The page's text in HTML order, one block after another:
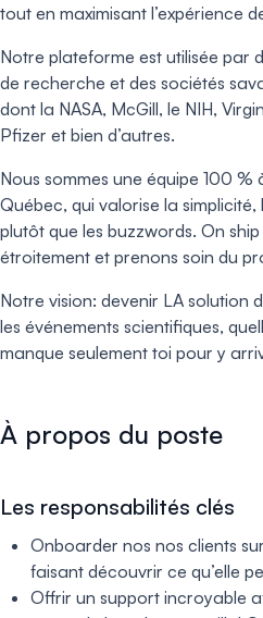
tout en maximisant l’expérience
Notre plateforme est utilisée par
de recherche et des sociétés
dont la NASA, McGill, le NIH,
Pfizer et bien d’autres.
Nous sommes une équipe 100 %
Québec, qui valorise la simplicité,
plutôt que les buzzwords. On
étroitement et prenons soin du
Notre vision: devenir LA solution
les événements scientifiques,
manque seulement toi pour y
À propos du poste
Les responsabilités clés
Onboarder nos nos clients
faisant découvrir ce qu’elle
Offrir un support incroyable